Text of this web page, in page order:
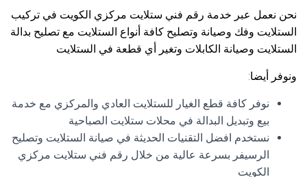
نحن نعمل عبر خدمة رقم فني ستلايت مركزي الكويت في تركيب
الستلايت وفك وصيانة وتصليح كافة أنواع الستلايت مع تصليح بدالة
الستلايت وصيانة الكابلات وتغير أي قطعة في الستلايت
ونوفر أيضا:
نوفر كافة قطع الغيار للستلايت العادي والمركزي مع خدمة
بيع وتبديل البدالة في محلات ستلايت الصباحية
نستخدم افضل التقنيات الحديثة في صيانة الستلايت وتصليح
الرسيفر بسرعة عالية من خلال رقم فني ستلايت مركزي
الكويت